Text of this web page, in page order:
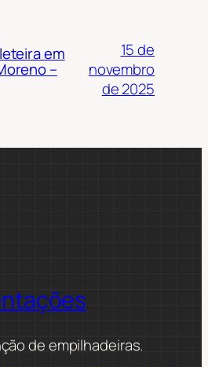
em
–
15 de
novembro
de 2025
de empilhadeiras.